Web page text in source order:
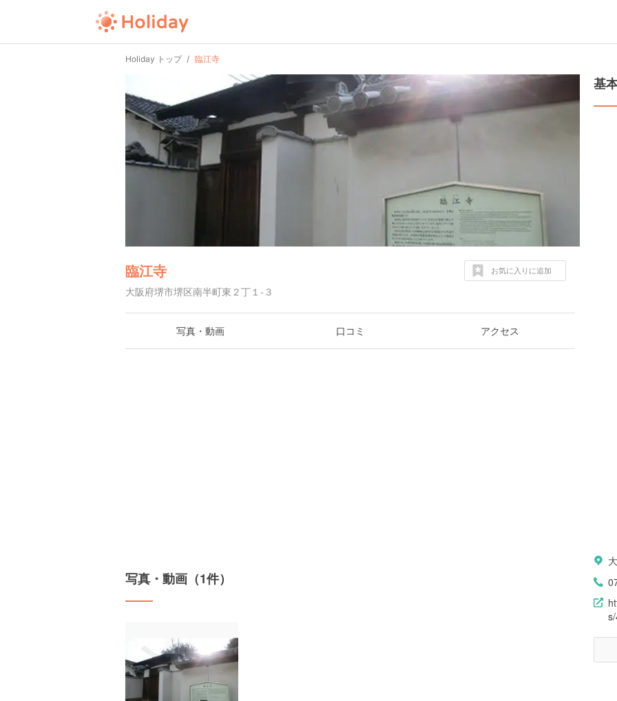
Holiday トップ 臨江寺
臨江寺
大阪府堺市堺区南半町東２丁１-３
お気に入りに追加
写真・動画 口コミ アクセス
写真・動画（1件）
基